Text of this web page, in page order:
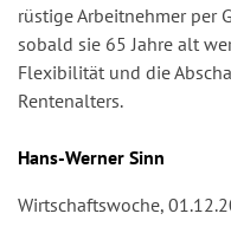
rüstige Arbeitnehmer per
sobald sie 65 Jahre alt
Flexibilität und die
Rentenalters.
Autor/en
Hans-Werner Sinn
Wirtschaftswoche,